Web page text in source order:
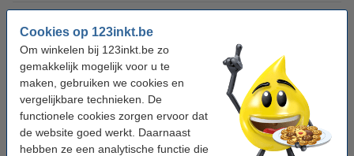
Cookies op 123inkt.be
Om winkelen bij 123inkt.be zo
gemakkelijk mogelijk voor u te
maken, gebruiken we cookies en
vergelijkbare technieken. De
functionele cookies zorgen ervoor dat
de website goed werkt. Daarnaast
hebben ze een analytische functie die
Aantal: 100 stuk(s)
Dikte: 2 x 80 micron
Winstpakker!
Aanbieding: 3x 123inkt document
lamineerhoes A4 glanzend 2x80 micron (100